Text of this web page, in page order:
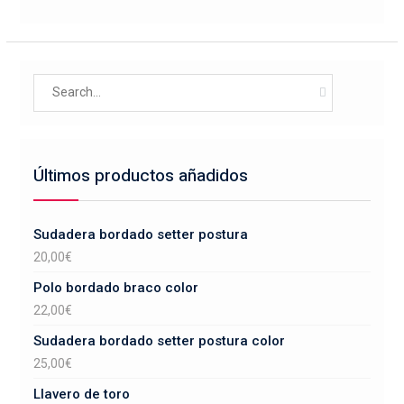
Search
Últimos productos añadidos
Sudadera bordado setter postura
20,00€
Polo bordado braco color
22,00€
Sudadera bordado setter postura color
25,00€
Llavero de toro